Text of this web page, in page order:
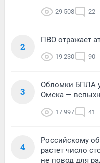
29 508 22
2
ПВО отражает
19 230 90
3
Обломки БПЛА
Омска —
17 997 41
4
Российскому
растет число
не повод для